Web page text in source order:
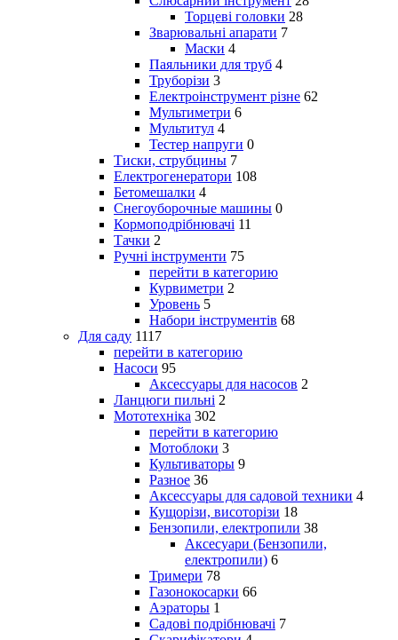
Торцеві головки 28
Зварювальні апарати 7
Маски 4
Паяльники для труб 4
Труборізи 3
Електроінструмент різне 62
Мультиметри 6
Мультитул 4
Тестер напруги 0
Тиски, струбцины 7
Електрогенератори 108
Бетомешалки 4
Снегоуборочные машины 0
Кормоподрібнювачі 11
Тачки 2
Ручні інструменти 75
перейти в категорию
Курвиметри 2
Уровень 5
Набори інструментів 68
Для саду 1117
перейти в категорию
Насоси 95
Аксессуары для насосов 2
Ланцюги пильні 2
Мототехніка 302
перейти в категорию
Мотоблоки 3
Культиваторы 9
Разное 36
Аксессуары для садовой техники 4
Кущорізи, висоторізи 18
Бензопили, електропили 38
Аксесуари (Бензопили,
електропили) 6
Тримери 78
Газонокосарки 66
Аэраторы 1
Садові подрібнювачі 7